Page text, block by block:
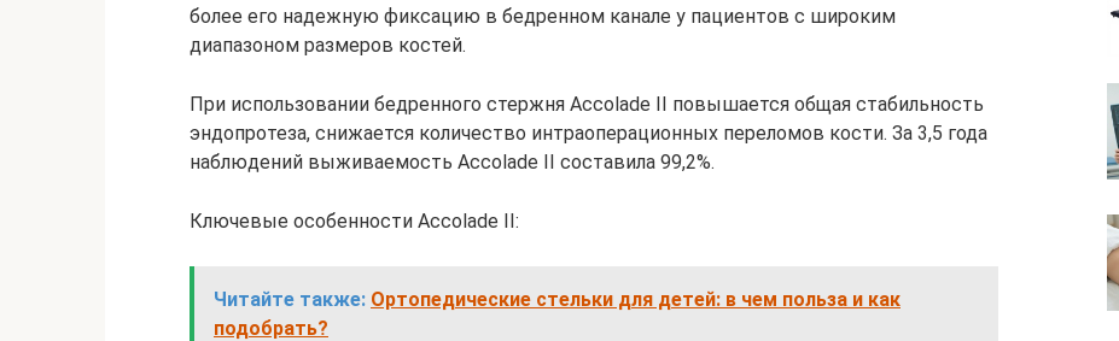
более его надежную фиксацию в бедренном канале у пациентов с широким
диапазоном размеров костей.
При использовании бедренного стержня Accolade II повышается общая стабильность
эндопротеза, снижается количество интраоперационных переломов кости. За 3,5 года
наблюдений выживаемость Accolade II составила 99,2%.
Ключевые особенности Accolade II:
Читайте также: Ортопедические стельки для детей: в чем польза и как
подобрать?